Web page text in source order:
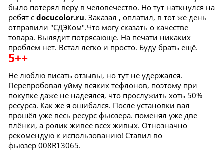
было потерял веру в человечество. Но тут наткнулся на
ребят сdocucolor.ru. Заказал , оплатил, в тот же день
отправили "СДЭКом".Что могу сказать о качестве
товара. Вылядит потрясающе. На печати никаких
проблем нет. Встал легко и просто. Буду брать ещё.
5++
Не люблю писать отзывы, но тут не удержался.
Перепробовал уйму всяких тефлонов, поэтому при
покупке даже не надеялся, что прослужить хоть 50%
ресурса. Как же я ошибался. После установки вал
прошёл уже весь ресурс фьюзера. поменял уже две
плёнки, а ролик живее всех живых. Отнозначно
рекомендую к использованию! Ставил во
фьюзер 008R13065.